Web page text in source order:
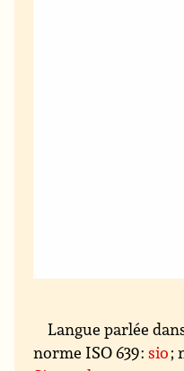
Langue parlée
norme ISO 639 :sio;